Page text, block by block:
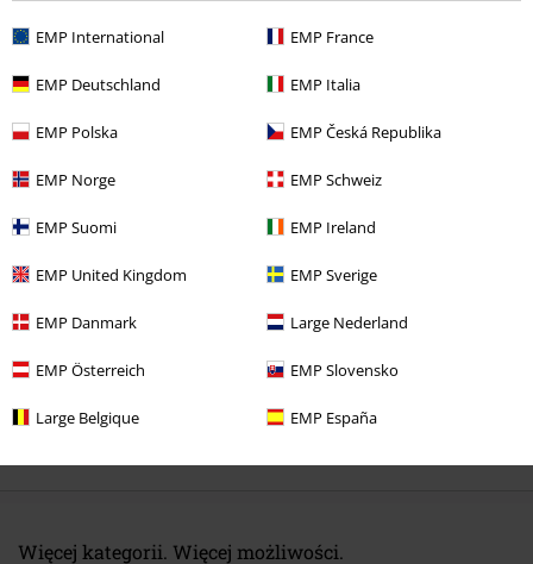
EMP International EMP France
EMP Deutschland EMP Italia
EMP Polska EMP Česká Republika
EMP Norge EMP Schweiz
EMP Suomi EMP Ireland
EMP United Kingdom EMP Sverige
EMP Danmark Large Nederland
EMP Österreich EMP Slovensko
Large Belgique EMP España
Ostatnia wizyta
%
Więcej kategorii. Więcej możliwości.